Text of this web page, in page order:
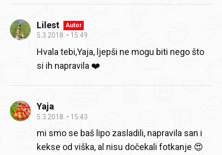
Lilest Autor
5.3.2018. 15:49
Hvala tebi,Yaja, ljepši ne mogu biti nego što
si ih napravila ❤️
Yaja
5.3.2018. 15:43
mi smo se baš lipo zasladili, napravila san i
kekse od viška, al nisu dočekali fotkanje 😍